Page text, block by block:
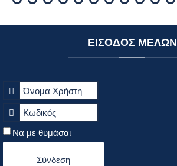
ΕΙΣΟΔΟΣΜΕΛΩΝ
Να με θυμάσαι
Σύνδεση